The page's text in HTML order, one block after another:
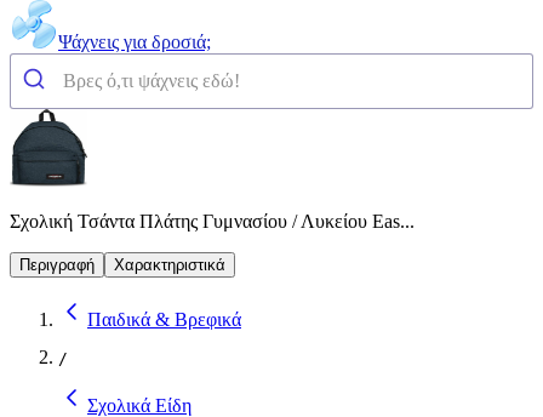
Ψάχνεις για δροσιά;
Σχολική Τσάντα Πλάτης Γυμνασίου / Λυκείου Eas...
Περιγραφή Χαρακτηριστικά
Παιδικά & Βρεφικά
/
Σχολικά Είδη